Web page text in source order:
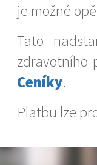
je možné
Tato
zdravotního
Ceníky.
Platbu lze